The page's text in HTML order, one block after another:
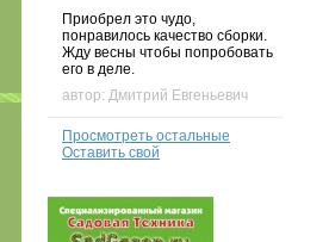
Приобрел это чудо,
понравилось качество сборки.
Жду весны чтобы попробовать
его в деле.
автор: Дмитрий Евгеньевич
Просмотреть остальные
Оставить свой